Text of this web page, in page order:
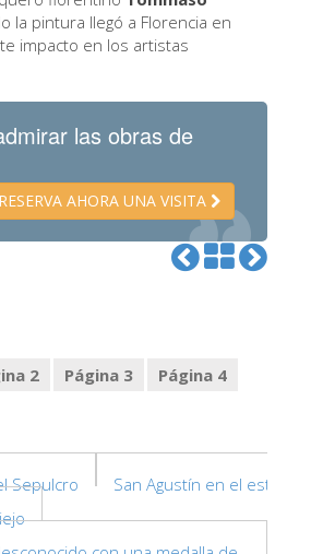
la pintura llegó a Florencia en
impacto en los artistas
las obras de
RESERVA AHORA UNA VISITA
2 Página 3 Página 4
Sepulcro
San Agustín en el estudio